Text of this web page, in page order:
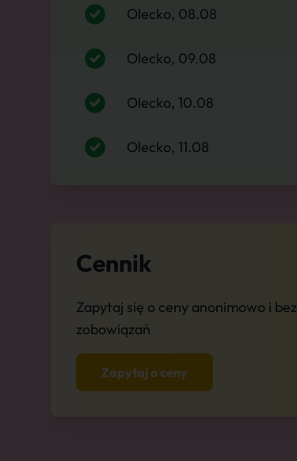
Olecko, 08.08
Olecko, 09.08
Olecko, 10.08
Olecko, 11.08
Cennik
Zapytaj się o ceny anonimowo i bez
zobowiązań
Zapytaj o ceny